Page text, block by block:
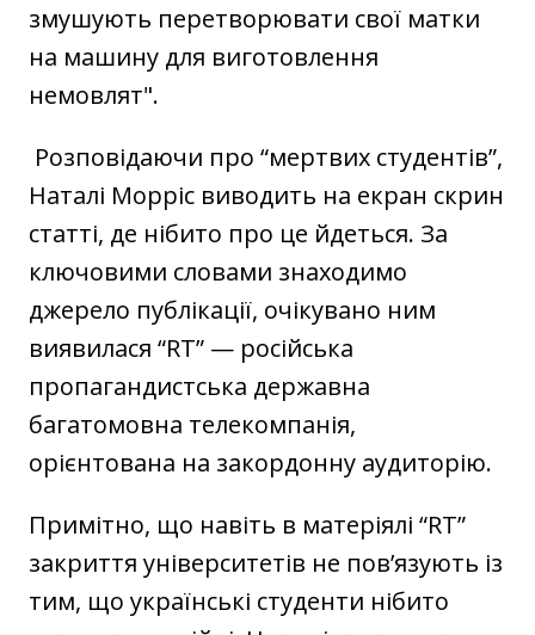
змушують перетворювати свої матки
на машину для виготовлення
немовлят".
Розповідаючи про “мертвих студентів”,
Наталі Морріс виводить на екран скрин
статті, де нібито про це йдеться. За
ключовими словами знаходимо
джерело публікації, очікувано ним
виявилася “RT” — російська
пропагандистська державна
багатомовна телекомпанія,
орієнтована на закордонну аудиторію.
Примітно, що навіть в матеріялі “RT”
закриття університетів не пов’язують із
тим, що українські студенти нібито